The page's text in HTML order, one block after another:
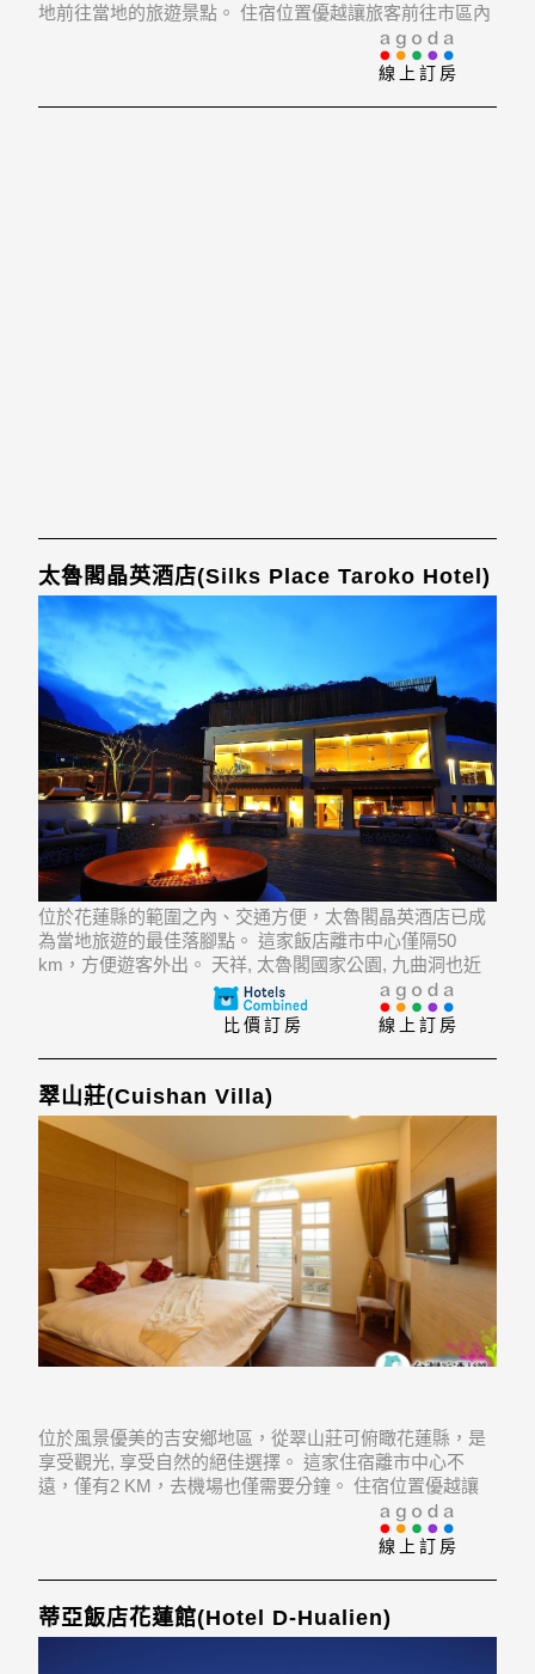
地前往當地的旅遊景點。 住宿位置優越讓旅客前往市區內
線上訂房
太魯閣晶英酒店(Silks Place Taroko Hotel)
位於花蓮縣的範圍之內、交通方便，太魯閣晶英酒店已成
為當地旅遊的最佳落腳點。 這家飯店離市中心僅隔50
km，方便遊客外出。 天祥, 太魯閣國家公園, 九曲洞也近
線上訂房
比價訂房
翠山莊(Cuishan Villa)
位於風景優美的吉安鄉地區，從翠山莊可俯瞰花蓮縣，是
享受觀光, 享受自然的絕佳選擇。 這家住宿離市中心不
遠，僅有2 KM，去機場也僅需要分鐘。 住宿位置優越讓
線上訂房
蒂亞飯店花蓮館(Hotel D-Hualien)